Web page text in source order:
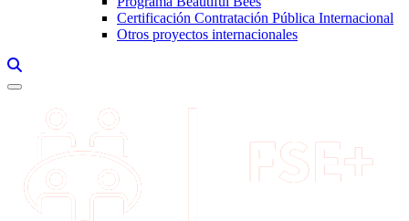
Certificación Contratación Pública Internacional
Otros proyectos internacionales